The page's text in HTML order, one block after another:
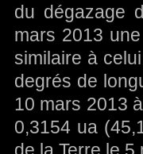
du dégazage
mars 2013
similaire à
degrés de
10 mars 2013
0,3154 ua